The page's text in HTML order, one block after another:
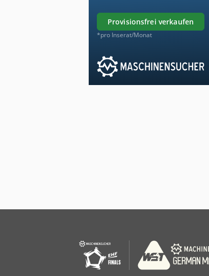
provisionsfrei verkaufen
*pro Inserat/Monat